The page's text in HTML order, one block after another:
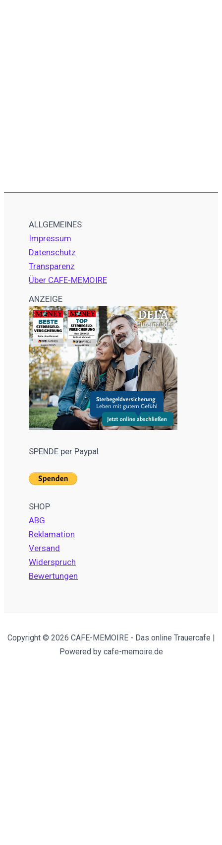
ALLGEMEINES
Impressum
Datenschutz
Transparenz
Über CAFE-MEMOIRE
ANZEIGE
SPENDE per Paypal
SHOP
ABG
Reklamation
Versand
Widerspruch
Bewertungen
Copyright © 2026 CAFE-MEMOIRE - Das online Trauercafe |
Powered by cafe-memoire.de